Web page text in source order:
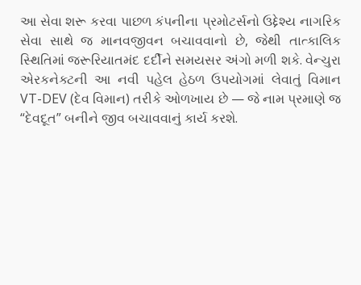
આ સેવા શરૂ કરવા પાછળ કંપનીના પ્રમોટર્સનો ઉદ્દેશ્ય નાગરિક
સેવા સાથે જ માનવજીવન બચાવવાનો છે, જેથી તાત્કાલિક
સ્થિતિમાં જરૂરિયાતમંદ દર્દીને સમયસર અંગો મળી શકે. વેન્ચુરા
એરકનેક્ટની આ નવી પહેલ હેઠળ ઉપયોગમાં લેવાતું વિમાન
VT-DEV (દેવ વિમાન) તરીકે ઓળખાય છે — જે નામ પ્રમાણે જ
“દેવદૂત” બનીને જીવ બચાવવાનું કાર્ય કરશે.